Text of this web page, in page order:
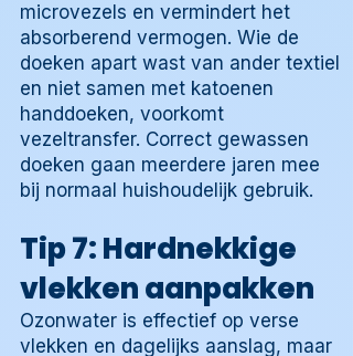
microvezels en vermindert het
absorberend vermogen. Wie de
doeken apart wast van ander textiel
en niet samen met katoenen
handdoeken, voorkomt
vezeltransfer. Correct gewassen
doeken gaan meerdere jaren mee
bij normaal huishoudelijk gebruik.
Tip 7: Hardnekkige
vlekken aanpakken
Ozonwater is effectief op verse
vlekken en dagelijks aanslag, maar